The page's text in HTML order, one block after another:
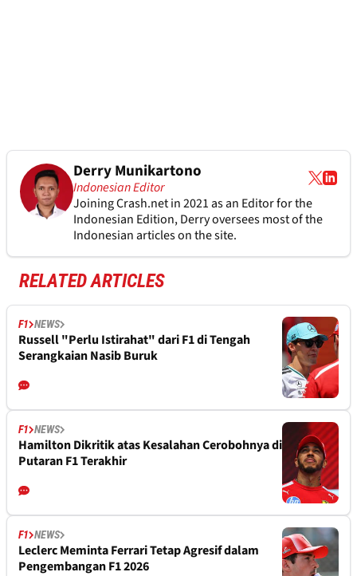
Derry Munikartono
Indonesian Editor
Joining Crash.net in 2021 as an Editor for the
Indonesian Edition, Derry oversees most of the
Indonesian articles on the site.
RELATED ARTICLES
F1 NEWS
Russell "Perlu Istirahat" dari F1 di Tengah
Serangkaian Nasib Buruk
F1 NEWS
Hamilton Dikritik atas Kesalahan Cerobohnya di
Putaran F1 Terakhir
F1 NEWS
Leclerc Meminta Ferrari Tetap Agresif dalam
Pengembangan F1 2026